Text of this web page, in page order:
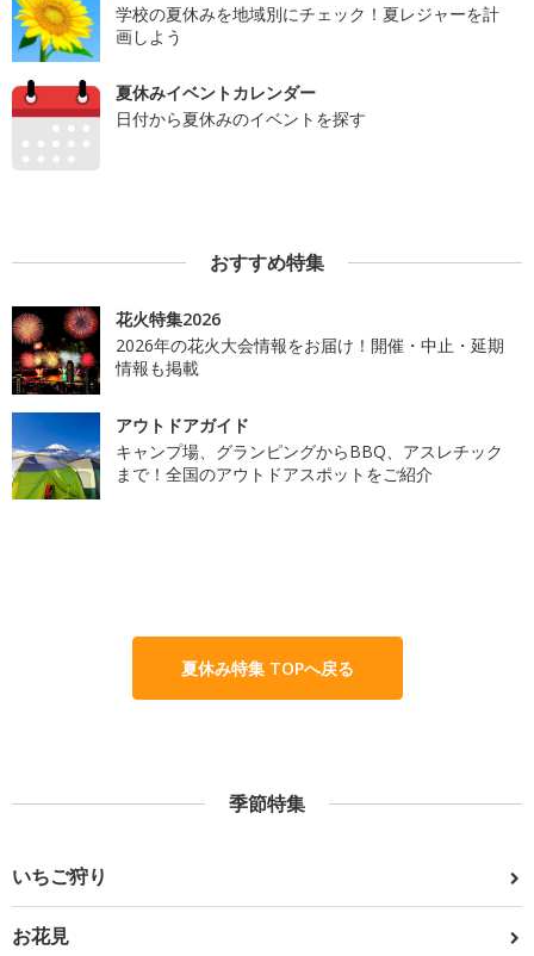
学校の夏休みを地域別にチェック！夏レジャーを計
画しよう
夏休みイベントカレンダー
日付から夏休みのイベントを探す
おすすめ特集
花火特集2026
2026年の花火大会情報をお届け！開催・中止・延期
情報も掲載
アウトドアガイド
キャンプ場、グランピングからBBQ、アスレチック
まで！全国のアウトドアスポットをご紹介
夏休み特集 TOPへ戻る
季節特集
いちご狩り
お花見